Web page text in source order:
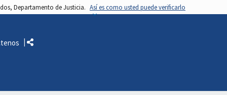
Departamento de Justicia. Así es como usted puede verificarlo
Comparte